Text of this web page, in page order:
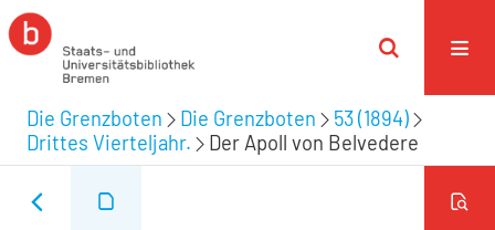
Die Grenzboten Die Grenzboten
53 (1894)
Drittes Vierteljahr.
Der Apoll von Belvedere